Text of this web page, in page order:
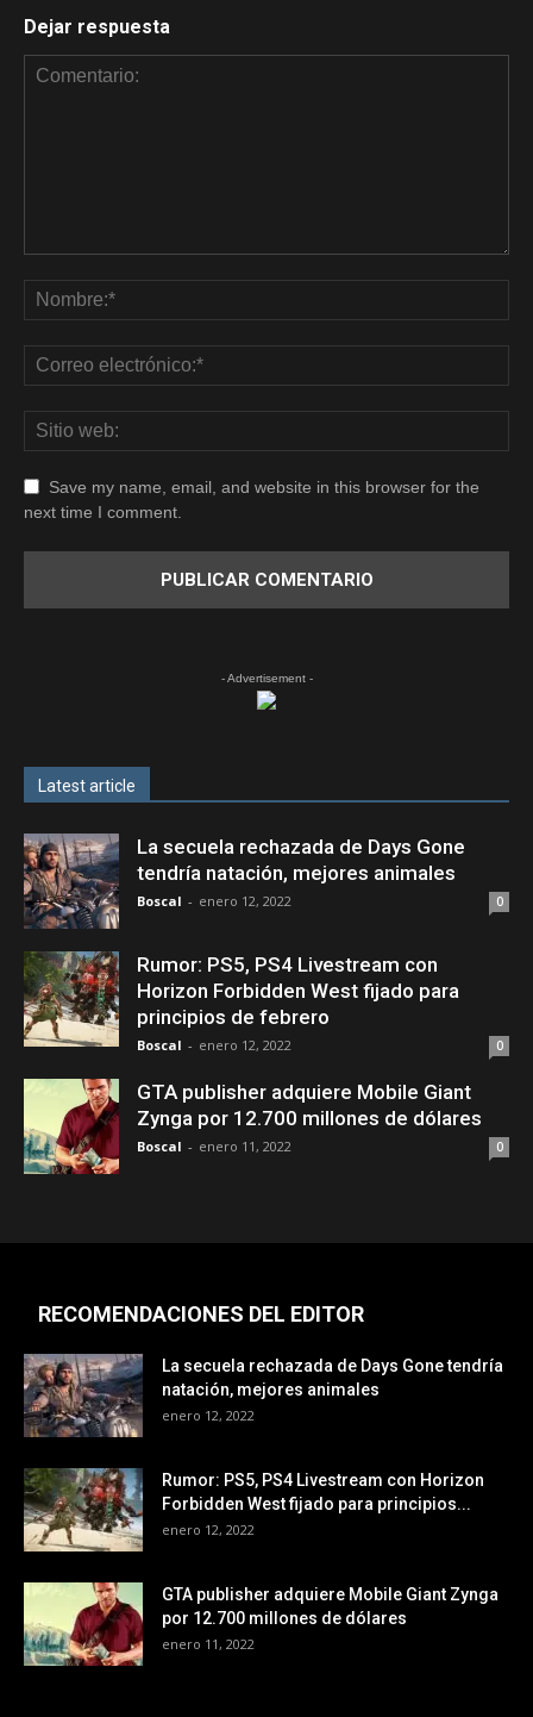
Dejar respuesta
Save my name, email, and website in this browser for the
next time I comment.
- Advertisement -
Latest article
La secuela rechazada de Days Gone
tendría natación, mejores animales
Boscal - enero 12, 2022 0
Rumor: PS5, PS4 Livestream con
Horizon Forbidden West fijado para
principios de febrero
Boscal - enero 12, 2022 0
GTA publisher adquiere Mobile Giant
Zynga por 12.700 millones de dólares
Boscal - enero 11, 2022 0
RECOMENDACIONES DEL EDITOR
La secuela rechazada de Days Gone tendría
natación, mejores animales
enero 12, 2022
Rumor: PS5, PS4 Livestream con Horizon
Forbidden West fijado para principios...
enero 12, 2022
GTA publisher adquiere Mobile Giant Zynga
por 12.700 millones de dólares
enero 11, 2022